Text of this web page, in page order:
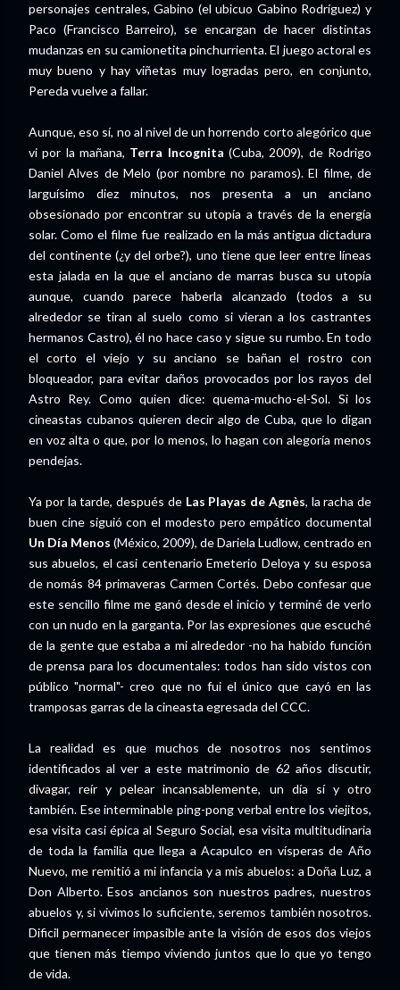
personajes centrales, Gabino (el ubicuo Gabino Rodríguez) y
Paco (Francisco Barreiro), se encargan de hacer distintas
mudanzas en su camionetita pinchurrienta. El juego actoral es
muy bueno y hay viñetas muy logradas pero, en conjunto,
Pereda vuelve a fallar.
Aunque, eso sí, no al nivel de un horrendo corto alegórico que
vi por la mañana, Terra Incognita (Cuba, 2009), de Rodrigo
Daniel Alves de Melo (por nombre no paramos). El filme, de
larguísimo diez minutos, nos presenta a un anciano
obsesionado por encontrar su utopía a través de la energía
solar. Como el filme fue realizado en la más antigua dictadura
del continente (¿y del orbe?), uno tiene que leer entre líneas
esta jalada en la que el anciano de marras busca su utopía
aunque, cuando parece haberla alcanzado (todos a su
alrededor se tiran al suelo como si vieran a los castrantes
hermanos Castro), él no hace caso y sigue su rumbo. En todo
el corto el viejo y su anciano se bañan el rostro con
bloqueador, para evitar daños provocados por los rayos del
Astro Rey. Como quien dice: quema-mucho-el-Sol. Si los
cineastas cubanos quieren decir algo de Cuba, que lo digan
en voz alta o que, por lo menos, lo hagan con alegoría menos
pendejas.
Ya por la tarde, después de Las Playas de Agnès, la racha de
buen cine siguió con el modesto pero empático documental
Un Día Menos (México, 2009), de Dariela Ludlow, centrado en
sus abuelos, el casi centenario Emeterio Deloya y su esposa
de nomás 84 primaveras Carmen Cortés. Debo confesar que
este sencillo filme me ganó desde el inicio y terminé de verlo
con un nudo en la garganta. Por las expresiones que escuché
de la gente que estaba a mi alrededor -no ha habido función
de prensa para los documentales: todos han sido vistos con
público "normal"- creo que no fui el único que cayó en las
tramposas garras de la cineasta egresada del CCC.
La realidad es que muchos de nosotros nos sentimos
identificados al ver a este matrimonio de 62 años discutir,
divagar, reír y pelear incansablemente, un día sí y otro
también. Ese interminable ping-pong verbal entre los viejitos,
esa visita casi épica al Seguro Social, esa visita multitudinaria
de toda la familia que llega a Acapulco en vísperas de Año
Nuevo, me remitió a mi infancia y a mis abuelos: a Doña Luz, a
Don Alberto. Esos ancianos son nuestros padres, nuestros
abuelos y, si vivimos lo suficiente, seremos también nosotros.
Dificil permanecer impasible ante la visión de esos dos viejos
que tienen más tiempo viviendo juntos que lo que yo tengo
de vida.